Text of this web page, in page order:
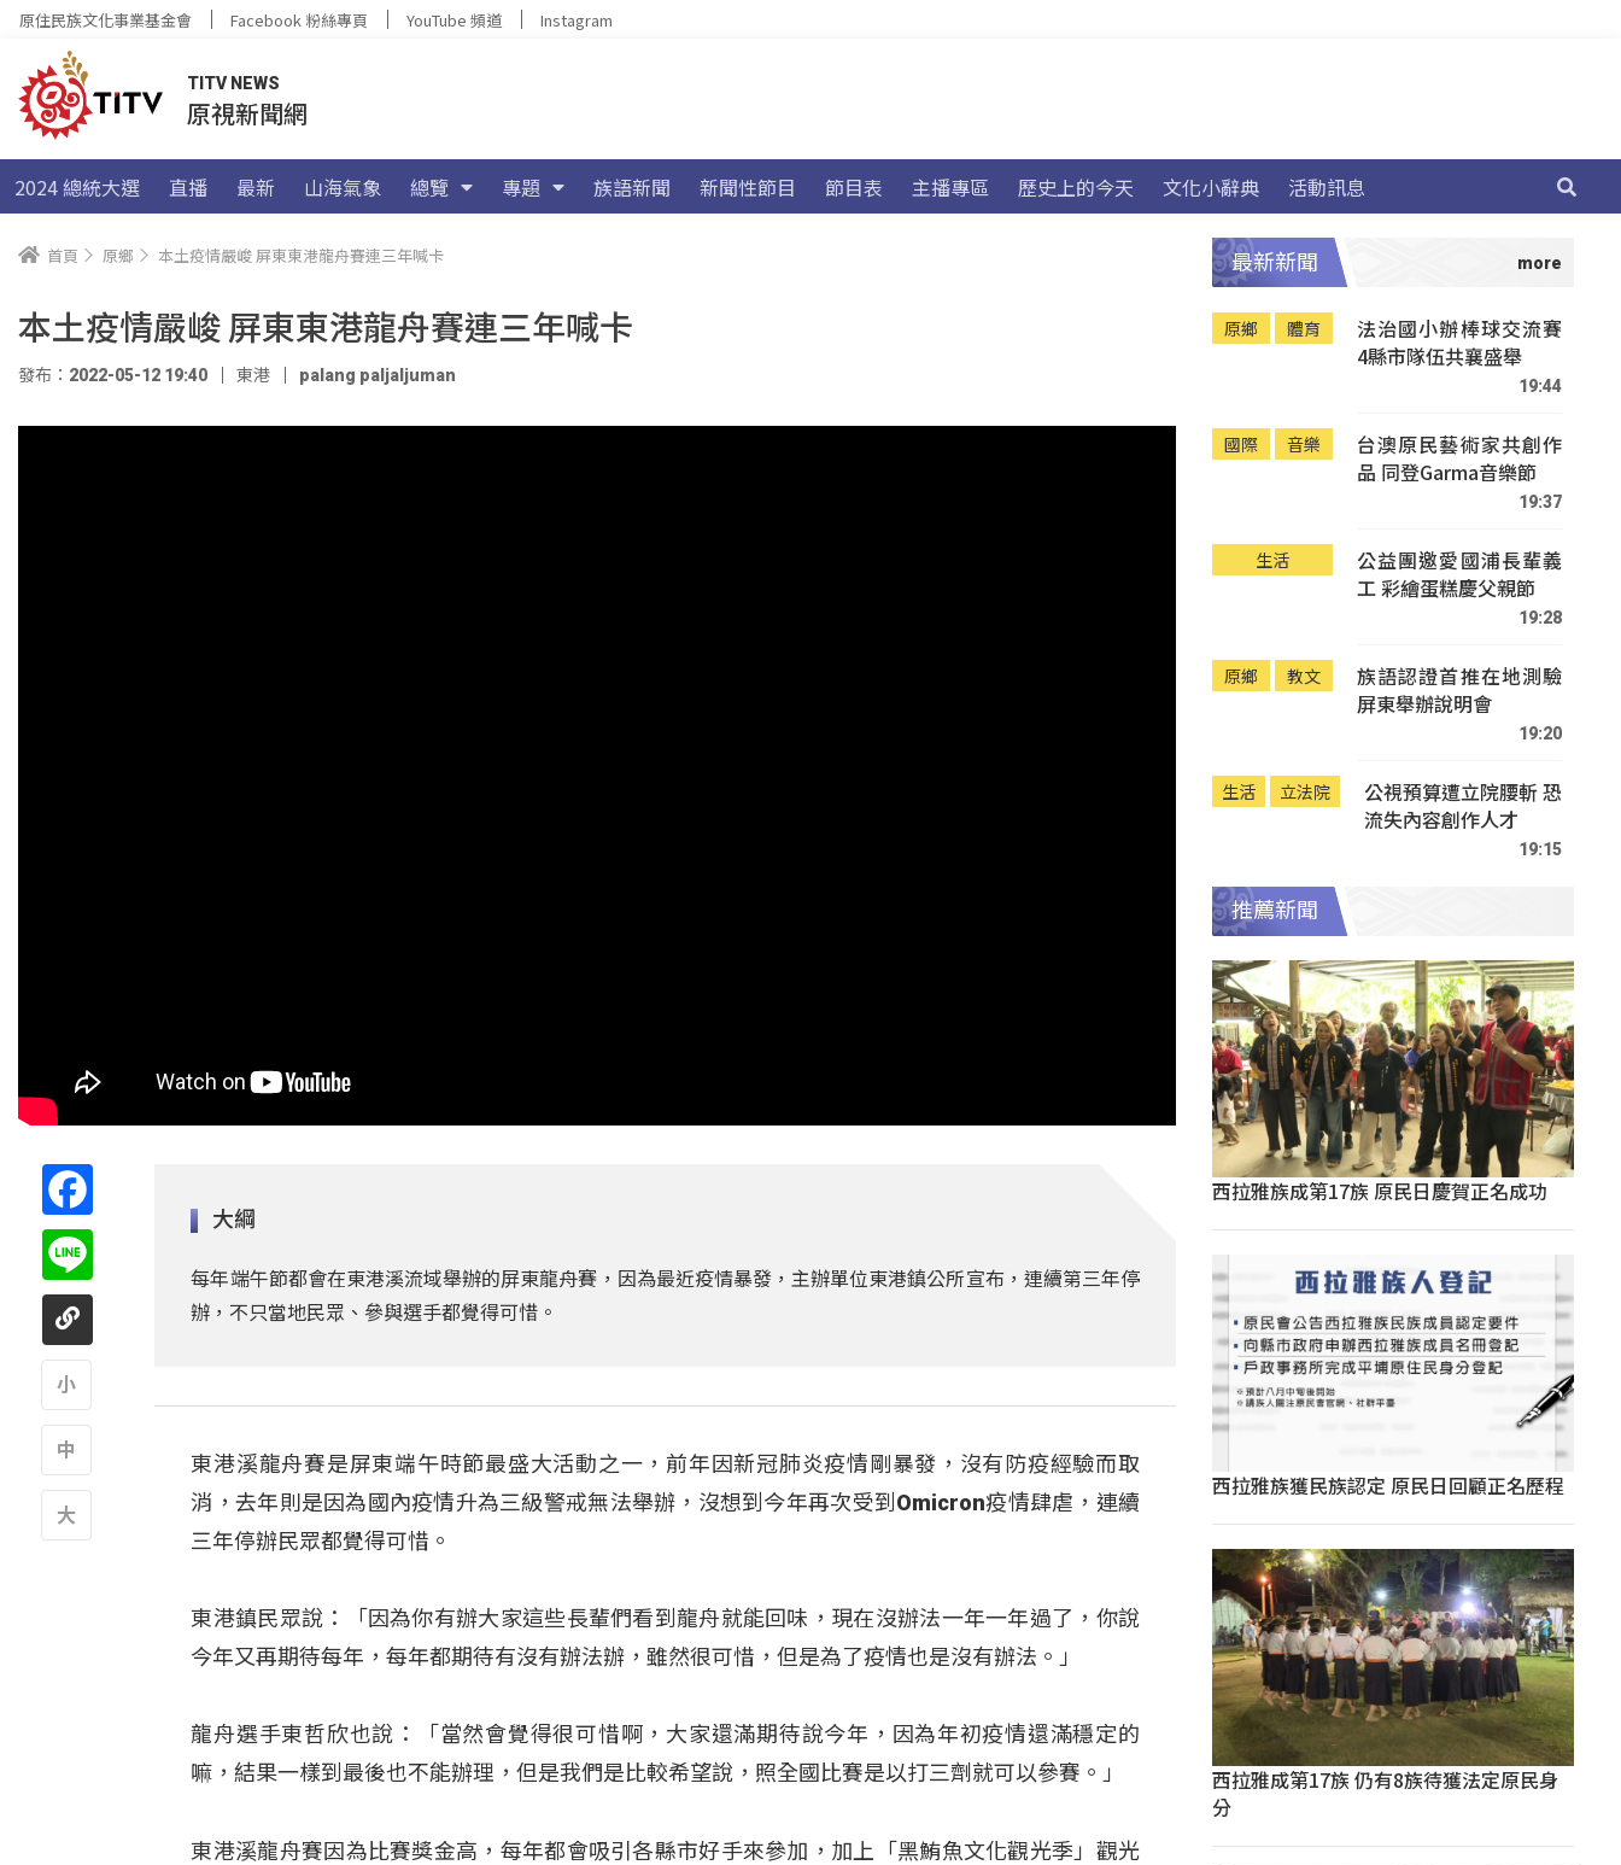
原住民族文化事業基金會 Facebook 粉絲專頁 YouTube 頻道 Instagram
TITV NEWS
原視新聞網
2024 總統大選 直播 最新 山海氣象 總覽 專題 族語新聞 新聞性節目 節目表 主播專區 歷史上的今天 文化小辭典 活動訊息
首頁 原鄉 本土疫情嚴峻 屏東東港龍舟賽連三年喊卡
本土疫情嚴峻 屏東東港龍舟賽連三年喊卡
發布：2022-05-12 19:40 東港 palang paljaljuman
大綱
每年端午節都會在東港溪流域舉辦的屏東龍舟賽，因為最近疫情暴發，主辦單位東港鎮公所宣布，連續第三年停
辦，不只當地民眾、參與選手都覺得可惜。
東港溪龍舟賽是屏東端午時節最盛大活動之一，前年因新冠肺炎疫情剛暴發，沒有防疫經驗而取
消，去年則是因為國內疫情升為三級警戒無法舉辦，沒想到今年再次受到Omicron疫情肆虐，連續
三年停辦民眾都覺得可惜。
東港鎮民眾說：「因為你有辦大家這些長輩們看到龍舟就能回味，現在沒辦法一年一年過了，你說
今年又再期待每年，每年都期待有沒有辦法辦，雖然很可惜，但是為了疫情也是沒有辦法。」
龍舟選手東哲欣也說：「當然會覺得很可惜啊，大家還滿期待說今年，因為年初疫情還滿穩定的
嘛，結果一樣到最後也不能辦理，但是我們是比較希望說，照全國比賽是以打三劑就可以參賽。」
東港溪龍舟賽因為比賽獎金高，每年都會吸引各縣市好手來參加，加上「黑鮪魚文化觀光季」觀光
最新新聞
原鄉 體育
法治國小辦棒球交流賽
4縣市隊伍共襄盛舉
19:44
國際 音樂
台澳原民藝術家共創作
品 同登Garma音樂節
19:37
生活
公益團邀愛國浦長輩義
工 彩繪蛋糕慶父親節
19:28
原鄉 教文
族語認證首推在地測驗
屏東舉辦說明會
19:20
生活 立法院
公視預算遭立院腰斬 恐
流失內容創作人才
19:15
推薦新聞
西拉雅族成第17族 原民日慶賀正名成功
西拉雅族獲民族認定 原民日回顧正名歷程
西拉雅成第17族 仍有8族待獲法定原民身
分